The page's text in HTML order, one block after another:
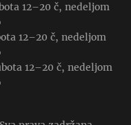
12–20 č, nedeljom
12–20 č, nedeljom
12–20 č, nedeljom